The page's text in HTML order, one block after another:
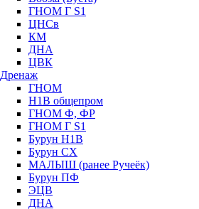
ГНОМ Г S1
ЦНСв
КМ
ДНА
ЦВК
Дренаж
ГНОМ
Н1В общепром
ГНОМ Ф, ФР
ГНОМ Г S1
Бурун Н1В
Бурун СХ
МАЛЫШ (ранее Ручеёк)
Бурун ПФ
ЭЦВ
ДНА